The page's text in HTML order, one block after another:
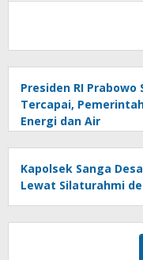
Presiden RI
Tercapai,
Energi dan Air
Kapolsek Sanga
Lewat Silaturahmi